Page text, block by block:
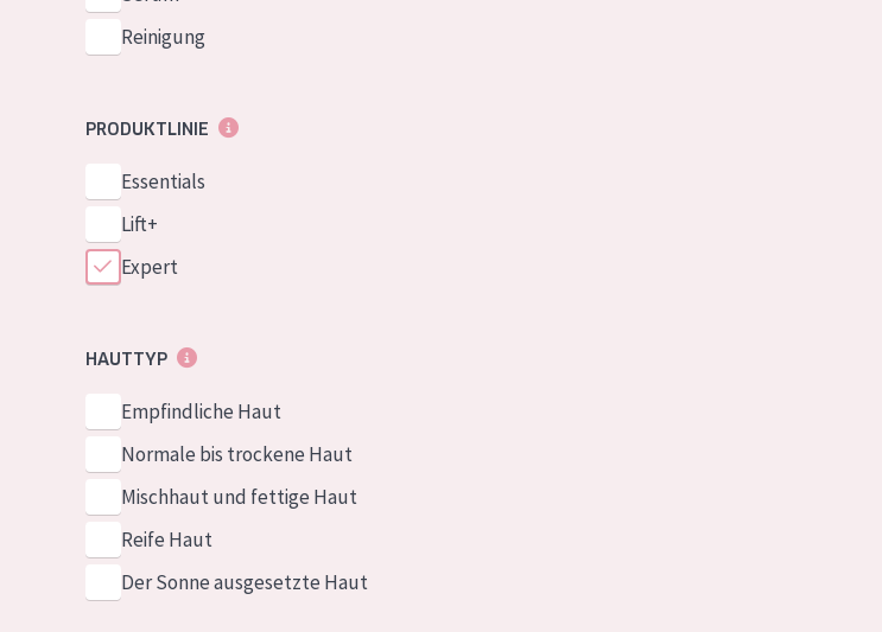
Reinigung
PRODUKTLINIE
Essentials
Lift+
Expert
HAUTTYP
Empfindliche Haut
Normale bis trockene Haut
Mischhaut und fettige Haut
Reife Haut
Der Sonne ausgesetzte Haut